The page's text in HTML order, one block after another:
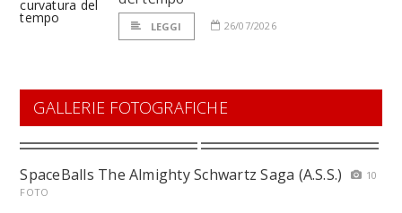
LEGGI 26/07/2026
GALLERIE FOTOGRAFICHE
SpaceBalls The Almighty Schwartz Saga (A.S.S.)
10
FOTO